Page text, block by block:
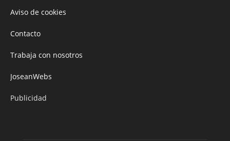
Aviso de cookies
Contacto
Trabaja con nosotros
JoseanWebs
Publicidad